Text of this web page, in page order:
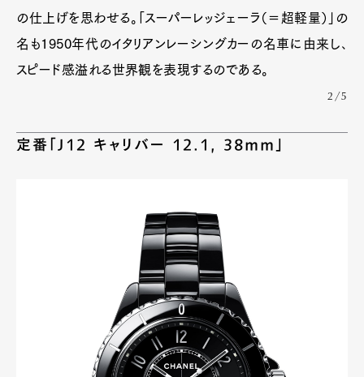
の仕上げを思わせる。「スーパーレッジェーラ（＝超軽量）」の
名も1950年代のイタリアンレーシングカーの名車に由来し､
スピード感溢れる世界観を表現するのである。
2/5
定番「J12 キャリバー 12.1, 38mm」